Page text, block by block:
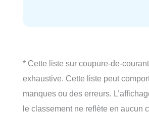
* Cette liste sur coupure-de-
exhaustive. Cette liste peut
manques ou des erreurs.
le classement ne reflète en aucun